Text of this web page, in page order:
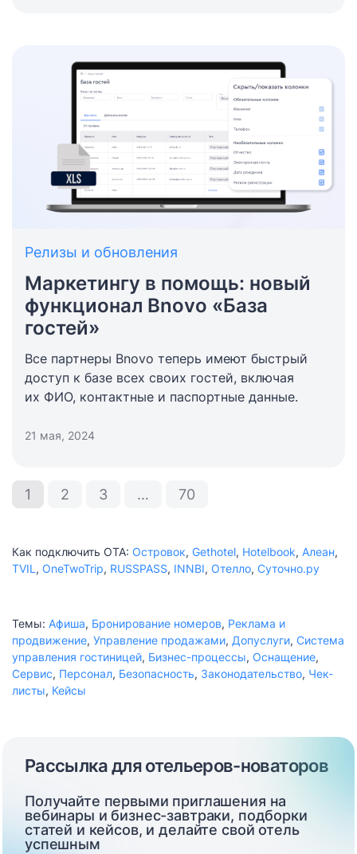
Релизы и обновления
Маркетингу в помощь: новый
функционал Bnovo «База
гостей»
Все партнеры Bnovo теперь имеют быстрый
доступ к базе всех своих гостей, включая
их ФИО, контактные и паспортные данные.
21 мая, 2024
1 2 3 … 70
Как подключить ОТА: Островок, Gethotel, Hotelbook, Алеан,
TVIL , OneTwoTrip, RUSSPASS, INNBI, Отелло, Суточно.ру
Темы: Афиша, Бронирование номеров, Реклама и
продвижение, Управление продажами, Допуслуги, Система
управления гостиницей, Бизнес-процессы, Оснащение,
Сервис, Персонал, Безопасность, Законодательство, Чек-
листы, Кейсы
Рассылка для отельеров-новаторов
Получайте первыми приглашения на
вебинары и бизнес-завтраки, подборки
статей и кейсов, и делайте свой отель
успешным